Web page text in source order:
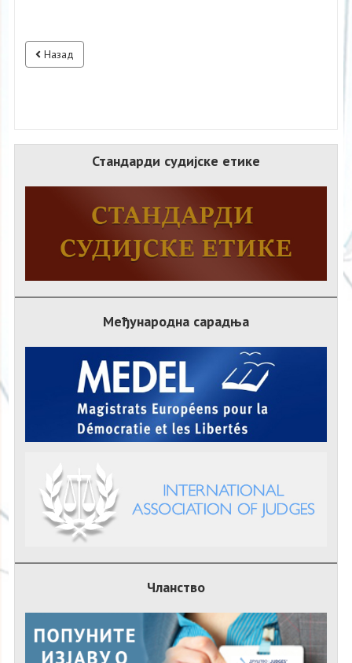
Назад
Стандарди судијске етике
Међународна сарадња
Чланство